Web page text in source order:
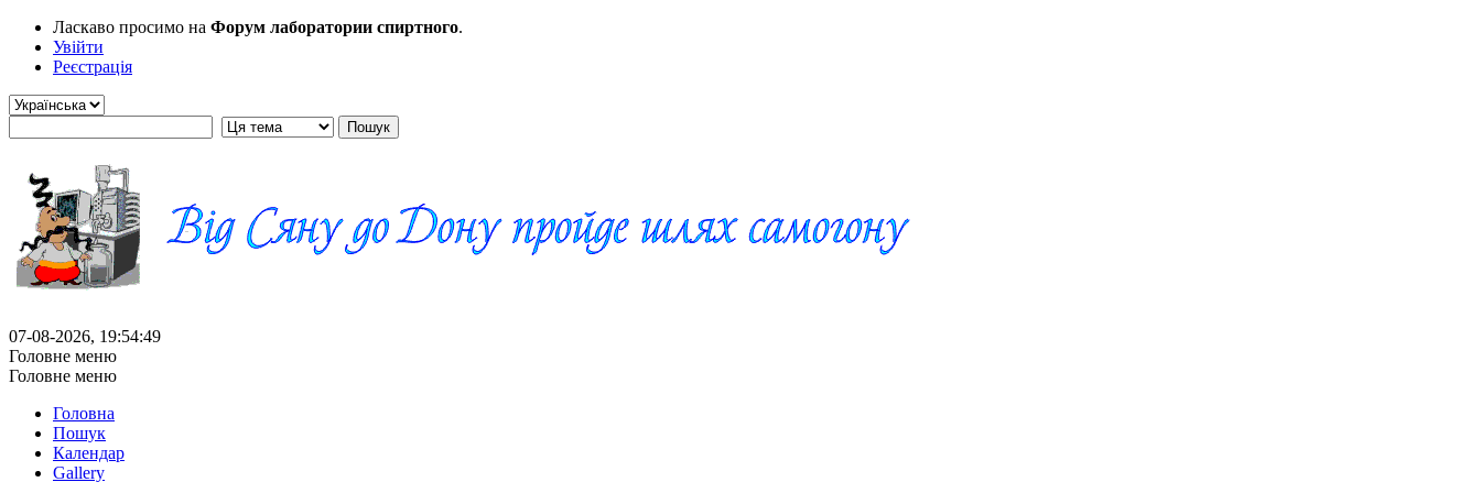
Ласкаво просимо на Форум лаборатории спиртного.
Увійти
Реєстрація
07-08-2026, 19:54:49
Головне меню
Головне меню
Головна
Пошук
Календар
Gallery